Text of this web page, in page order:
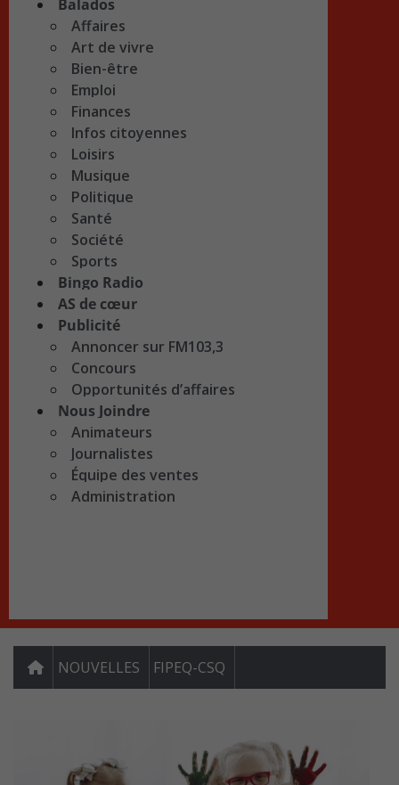
Balados
Affaires
Art de vivre
Bien-être
Emploi
Finances
Infos citoyennes
Loisirs
Musique
Politique
Santé
Société
Sports
Bingo Radio
AS de cœur
Publicité
Annoncer sur FM103,3
Concours
Opportunités d’affaires
Nous Joindre
Animateurs
Journalistes
Équipe des ventes
Administration
NOUVELLES FIPEQ-CSQ